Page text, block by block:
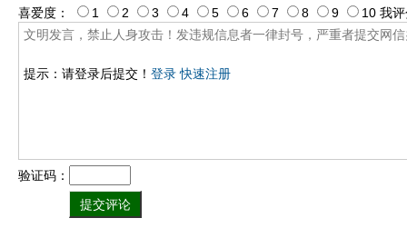
提示：请登录后提交！ 登录 快速注册
喜爱度： 1 2 3 4 5 6 7 8 9 10 我评
验证码：